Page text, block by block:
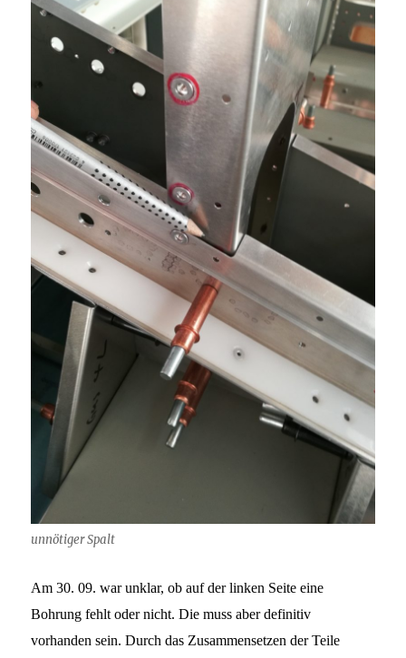
unnötiger Spalt
Am 30. 09. war unklar, ob auf der linken Seite eine
Bohrung fehlt oder nicht. Die muss aber definitiv
vorhanden sein. Durch das Zusammensetzen der Teile